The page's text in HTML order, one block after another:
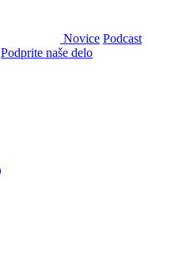
Novice Podcast
Podprite naše delo